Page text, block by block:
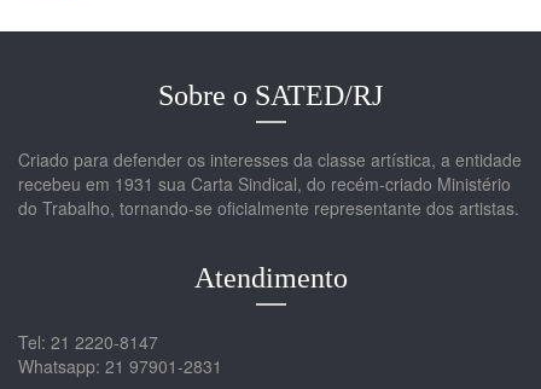
Sobre o SATED/RJ
Criado para defender os interesses da classe artística, a entidade
recebeu em 1931 sua Carta Sindical, do recém-criado Ministério
do Trabalho, tornando-se oficialmente representante dos artistas.
Atendimento
Tel: 21 2220-8147
Whatsapp: 21 97901-2831